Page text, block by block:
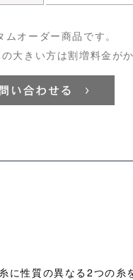
ムオーダー商品です。
大きい方は割増料金が
性質の異なる2つの糸